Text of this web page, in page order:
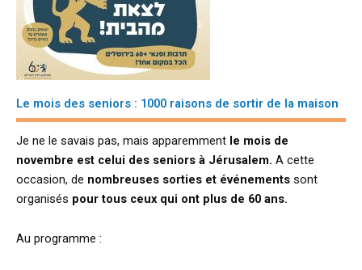
Le mois des seniors : 1000 raisons de sortir de la maison
Je ne le savais pas, mais apparemment le mois de
novembre est celui des seniors à Jérusalem. A cette
occasion, de nombreuses sorties et événements sont
organisés pour tous ceux qui ont plus de 60 ans.
Au programme :